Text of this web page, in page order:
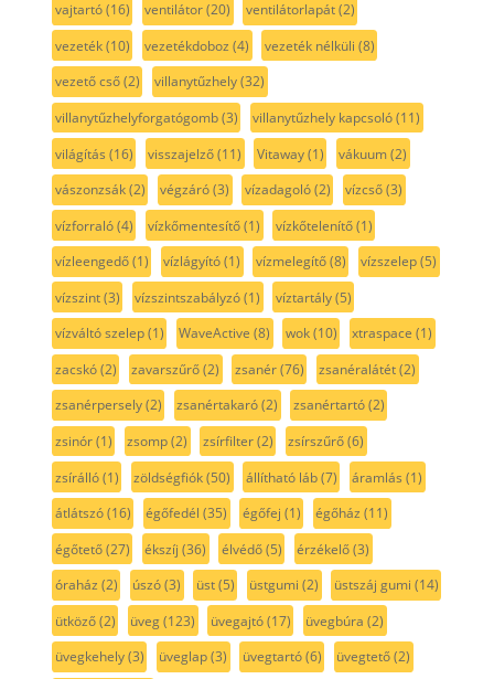
vajtartó(16) ventilátor(20) ventilátorlapát(2)
vezeték(10) vezetékdoboz (4) vezeték nélküli (8)
vezető cső(2) villanytűzhely(32)
villanytűzhelyforgatógomb(3) villanytűzhely kapcsoló(11)
világítás (16) visszajelző(11) Vitaway(1) vákuum(2)
vászonzsák(2) végzáró(3) vízadagoló(2) vízcső(3)
vízforraló(4) vízkőmentesítő(1) vízkőtelenítő(1)
vízleengedő(1) vízlágyító(1) vízmelegítő(8) vízszelep(5)
vízszint(3) vízszintszabályzó(1) víztartály(5)
vízváltó szelep(1) WaveActive (8) wok(10) xtraspace (1)
zacskó(2) zavarszűrő(2) zsanér(76) zsanéralátét(2)
zsanérpersely(2) zsanértakaró(2) zsanértartó(2)
zsinór(1) zsomp(2) zsírfilter(2) zsírszűrő(6)
zsírálló(1) zöldségfiók(50) állítható láb(7) áramlás (1)
átlátszó(16) égőfedél (35) égőfej (1) égőház (11)
égőtető(27) ékszíj (36) élvédő(5) érzékelő(3)
óraház (2) úszó(3) üst(5) üstgumi (2) üstszáj gumi (14)
ütköző(2) üveg(123) üvegajtó(17) üvegbúra (2)
üvegkehely(3) üveglap(3) üvegtartó(6) üvegtető(2)